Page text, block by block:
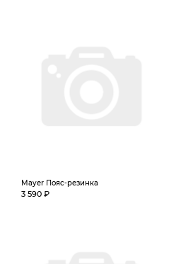
Mayer Пояс-резинка
3 590 ₽